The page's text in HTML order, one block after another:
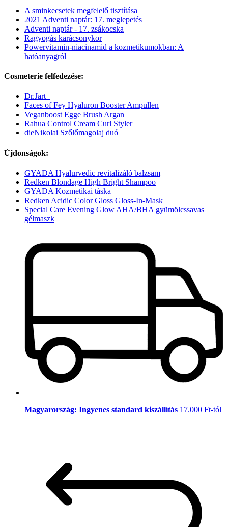
A sminkecsetek megfelelő tisztítása
2021 Adventi naptár: 17. meglepetés
Adventi naptár - 17. zsákocska
Ragyogás karácsonykor
Powervitamin-niacinamid a kozmetikumokban: A
hatóanyagról
Cosmeterie felfedezése:
Dr.Jart+
Faces of Fey Hyaluron Booster Ampullen
Veganboost Egge Brush Argan
Rahua Control Cream Curl Styler
dieNikolai Szőlőmagolaj duó
Újdonságok:
GYADA Hyalurvedic revitalizáló balzsam
Redken Blondage High Bright Shampoo
GYADA Kozmetikai táska
Redken Acidic Color Gloss Gloss-In-Mask
Special Care Evening Glow AHA/BHA gyümölcssavas
gélmaszk
Magyarország: Ingyenes standard kiszállítás 17.000 Ft-tól